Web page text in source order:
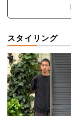
スタイリング